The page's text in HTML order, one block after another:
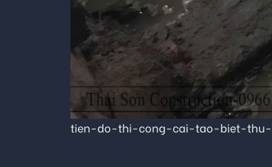
tien-do-thi-cong-cai-tao-biet-thu-